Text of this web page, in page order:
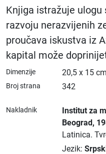
Knjiga istražuje ulogu
razvoju nerazvijenih
proučava iskustva iz
kapital može
Dimenzije 20,5 x 15 cm
Broj strana 342
Nakladnik Institut za
Beograd,
Latinica.
Jezik: